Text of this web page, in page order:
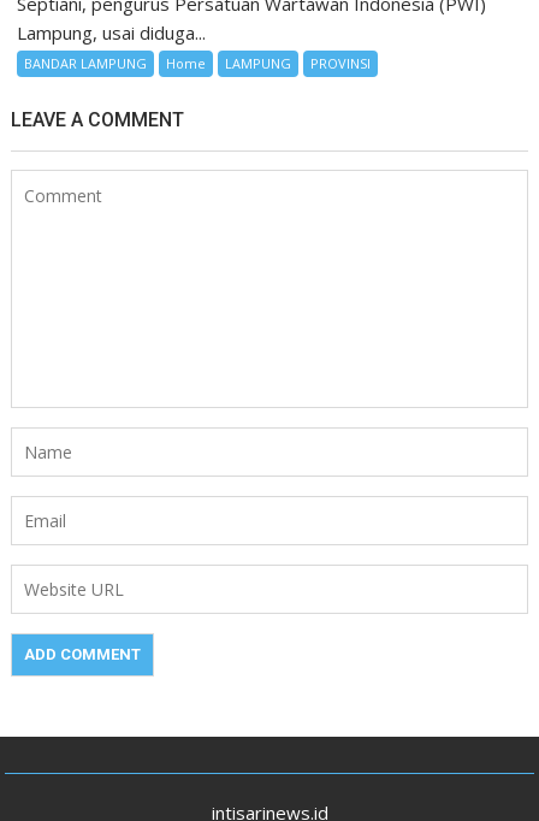
Lampung, usai diduga...
BANDAR LAMPUNG Home LAMPUNG PROVINSI
LEAVE A COMMENT
intisarinews.id